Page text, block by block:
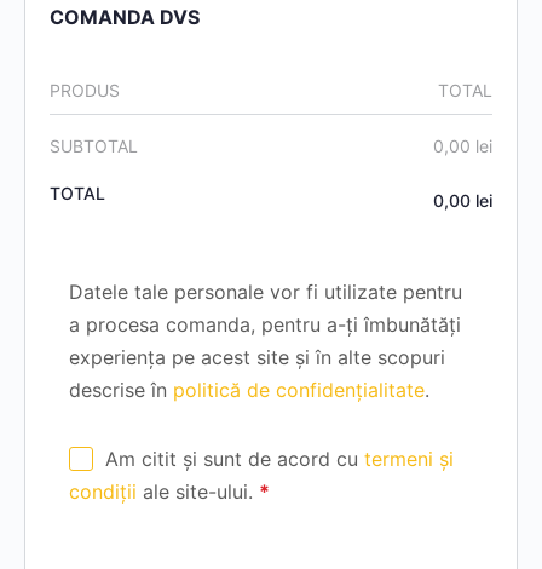
COMANDA DVS
PRODUS TOTAL
SUBTOTAL 0,00 lei
TOTAL 0,00 lei
Datele tale personale vor fi utilizate pentru
a procesa comanda, pentru a-ți îmbunătăți
experiența pe acest site și în alte scopuri
descrise în politică de confidențialitate.
Am citit și sunt de acord cu termeni și
condiții ale site-ului. *